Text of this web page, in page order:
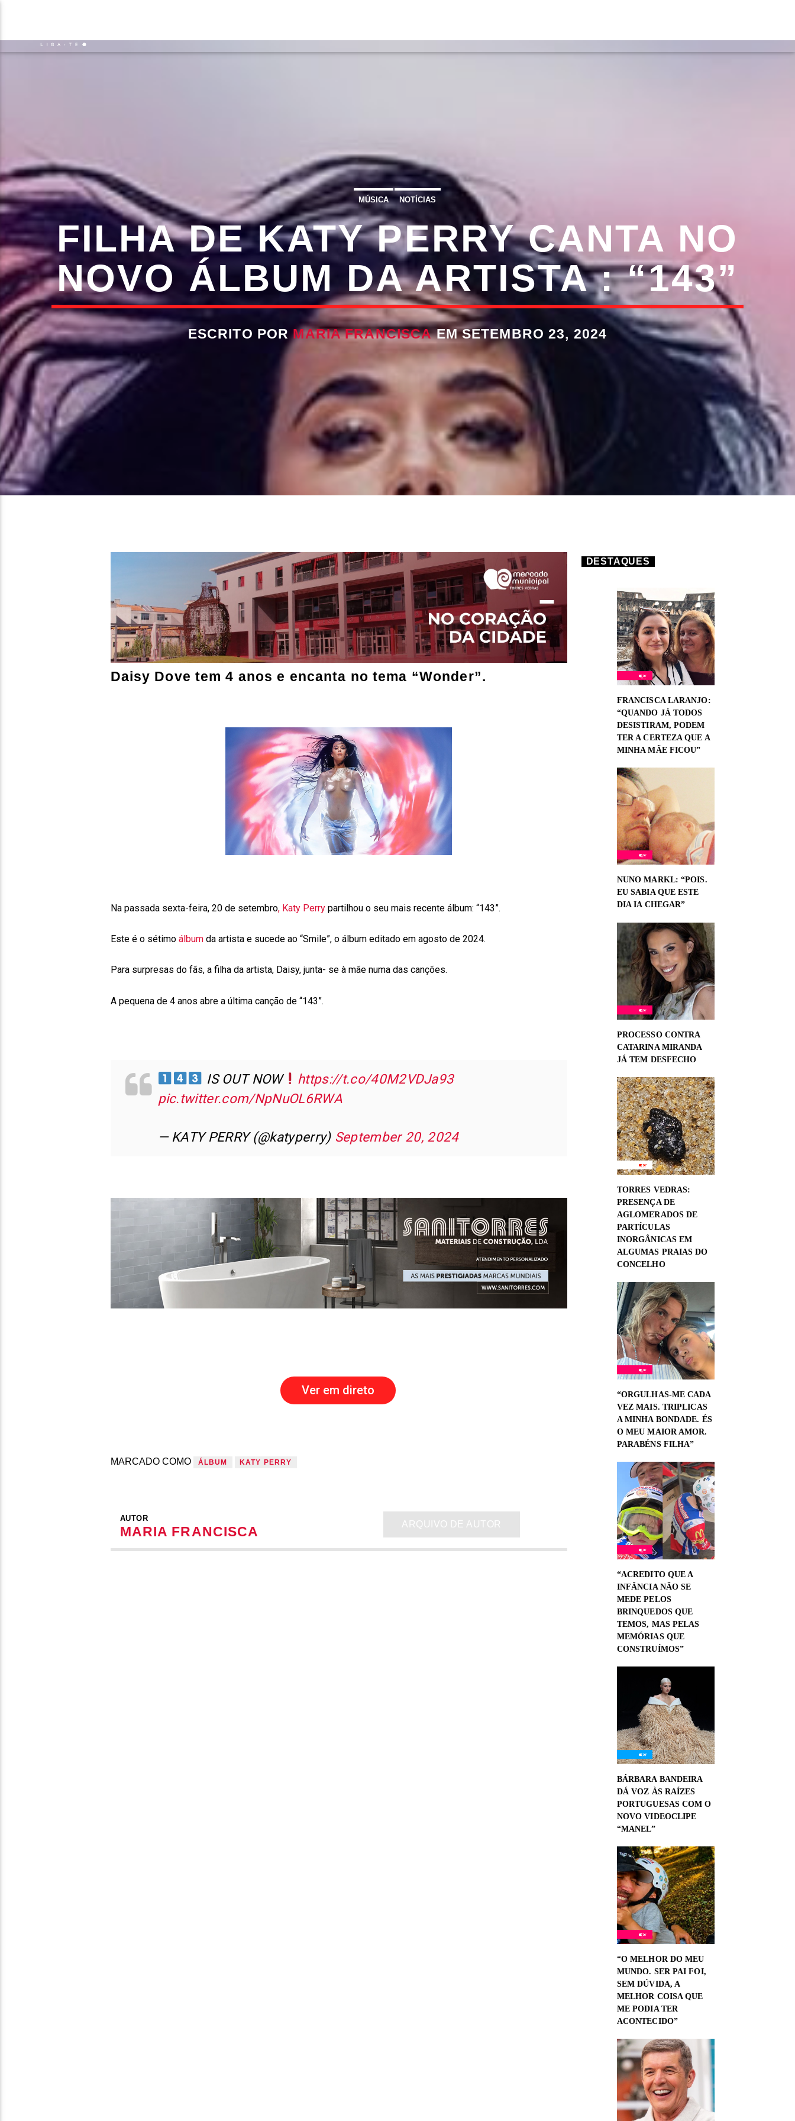
MÚSICA NOTÍCIAS
FILHA DE KATY PERRY CANTA NO
NOVO ÁLBUM DA ARTISTA : “143”
ESCRITO PORMARIA FRANCISCAEM SETEMBRO 23, 2024
Daisy Dove tem 4 anos e encanta no tema “Wonder”.
Na passada sexta-feira, 20 de setembro, Katy Perrypartilhou o seu mais recente álbum: “143”.
Este é o sétimo álbumda artista e sucede ao “Smile”, o álbum editado em agosto de 2024.
Para surpresas do fãs, a filha da artista, Daisy, junta- se à mãe numa das canções.
A pequena de 4 anos abre a última canção de “143”.
IS OUT NOW
https://t.co/40M2VDJa93
pic.twitter.com/NpNuOL6RWA
— KATY PERRY (@katyperry) September 20, 2024
Ver em direto
MARCADO COMO ÁLBUM KATY PERRY
AUTOR
MARIA FRANCISCA
ARQUIVO DE AUTOR
DESTAQUES
FRANCISCA LARANJO:
“QUANDO JÁ TODOS
DESISTIRAM, PODEM
TER A CERTEZA QUE A
MINHA MÃE FICOU”
NUNO MARKL: “POIS.
EU SABIA QUE ESTE
DIA IA CHEGAR”
PROCESSO CONTRA
CATARINA MIRANDA
JÁ TEM DESFECHO
TORRES VEDRAS:
PRESENÇA DE
AGLOMERADOS DE
PARTÍCULAS
INORGÂNICAS EM
ALGUMAS PRAIAS DO
CONCELHO
“ORGULHAS-ME CADA
VEZ MAIS. TRIPLICAS
A MINHA BONDADE. ÉS
O MEU MAIOR AMOR.
PARABÉNS FILHA”
“ACREDITO QUE A
INFÂNCIA NÃO SE
MEDE PELOS
BRINQUEDOS QUE
TEMOS, MAS PELAS
MEMÓRIAS QUE
CONSTRUÍMOS”
BÁRBARA BANDEIRA
DÁ VOZ ÀS RAÍZES
PORTUGUESAS COM O
NOVO VIDEOCLIPE
“MANEL”
“O MELHOR DO MEU
MUNDO. SER PAI FOI,
SEM DÚVIDA, A
MELHOR COISA QUE
ME PODIA TER
ACONTECIDO”